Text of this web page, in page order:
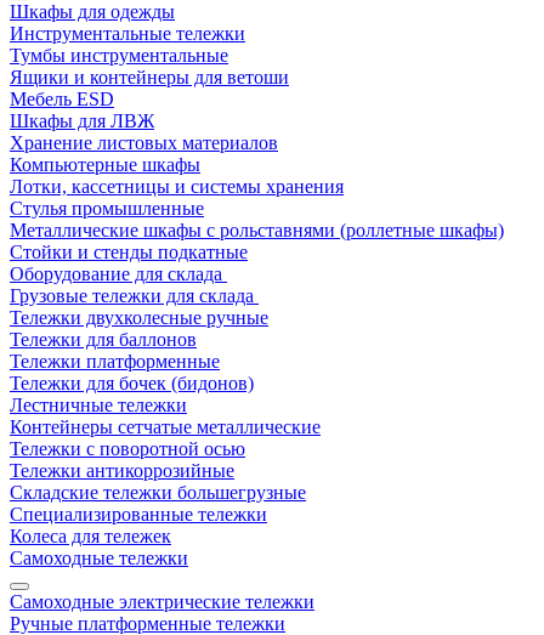
Шкафы для одежды
Инструментальные тележки
Тумбы инструментальные
Ящики и контейнеры для ветоши
Мебель ESD
Шкафы для ЛВЖ
Хранение листовых материалов
Компьютерные шкафы
Лотки, кассетницы и системы хранения
Стулья промышленные
Металлические шкафы с рольставнями (роллетные шкафы)
Стойки и стенды подкатные
Оборудование для склада
Грузовые тележки для склада
Тележки двухколесные ручные
Тележки для баллонов
Тележки платформенные
Тележки для бочек (бидонов)
Лестничные тележки
Контейнеры сетчатые металлические
Тележки с поворотной осью
Тележки антикоррозийные
Складские тележки большегрузные
Специализированные тележки
Колеса для тележек
Самоходные тележки
Самоходные электрические тележки
Ручные платформенные тележки